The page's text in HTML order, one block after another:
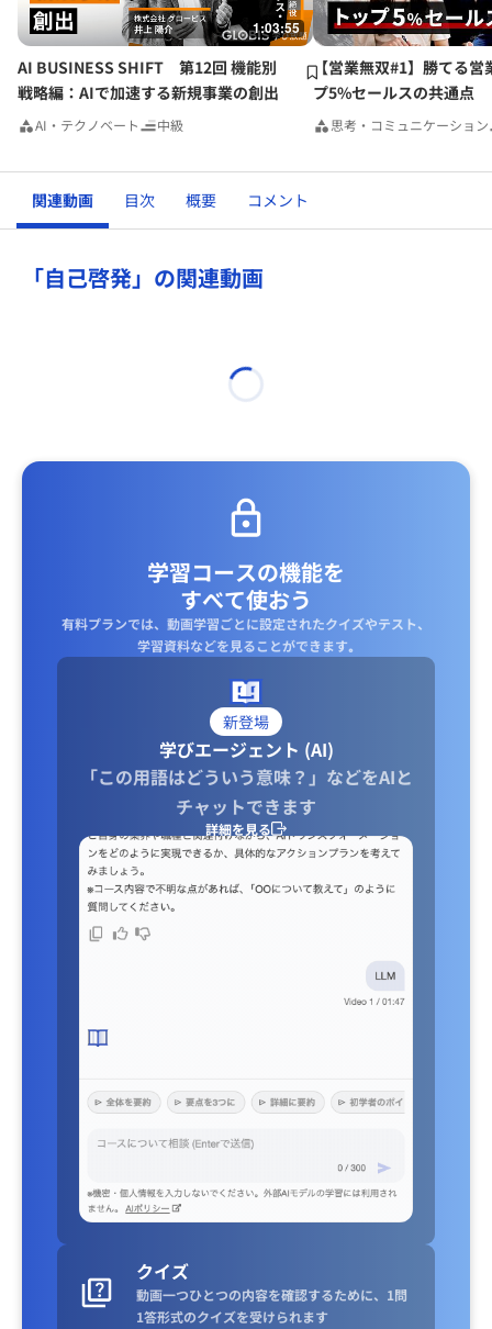
1:03:55
AI BUSINESS SHIFT 第12回 機能別
戦略編：AIで加速する新規事業の創出
AI・テクノベート 中級
【営業無双#1】勝てる営
プ5%セールスの共通点
思考・コミュニケーション
関連動画 目次 概要 コメント
「自己啓発」の関連動画
学習コースの機能を
すべて使おう
有料プランでは、動画学習ごとに設定されたクイズやテスト、
学習資料などを見ることができます｡
新登場
学びエージェント (AI)
「この用語はどういう意味？」などをAIと
チャットできます
詳細を見る
クイズ
動画一つひとつの内容を確認するために、1問
1答形式のクイズを受けられます